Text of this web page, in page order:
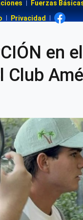
Fuerzas
Privacidad
en
Club